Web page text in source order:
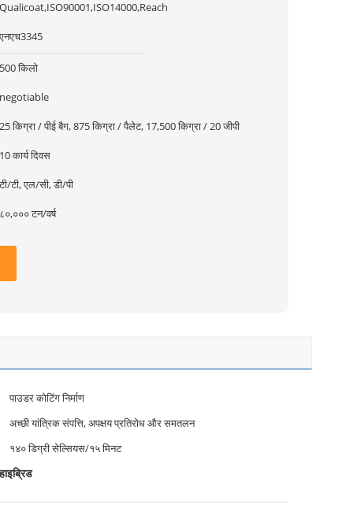
Qualicoat,ISO90001,ISO14000,Reach
एनएच3345
500 किलो
negotiable
25 किग्रा / पीई बैग, 875 किग्रा / पैलेट, 17,500 किग्रा / 20 जीपी
10 कार्य दिवस
टी/टी, एल/सी, डी/पी
८०,००० टन/वर्ष
पाउडर कोटिंग निर्माण
अच्छी यांत्रिक संपत्ति, अपक्षय प्रतिरोध और समतलन
१४० डिग्री सेल्सियस/१५ मिनट